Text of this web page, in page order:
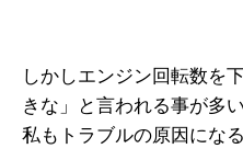
しかしエンジン回転数を
きな」と言われる事が多
私もトラブルの原因にな